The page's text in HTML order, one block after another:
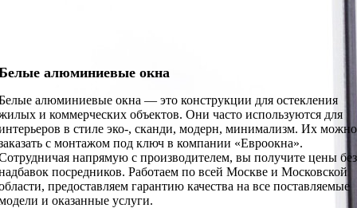
алюминиевые окна
алюминиевые окна — это конструкции для остекления
и коммерческих объектов. Они часто используются для
в стиле эко-, сканди, модерн, минимализм. Их можно
с монтажом под ключ в компании «Евроокна».
напрямую с производителем, вы получите цены без
посредников. Работаем по всей Москве и Московской
предоставляем гарантию качества на все поставляемые
и оказанные услуги.